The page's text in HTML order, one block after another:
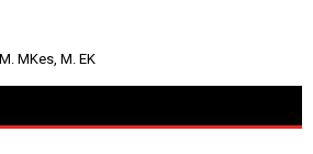
MKes, M. EK